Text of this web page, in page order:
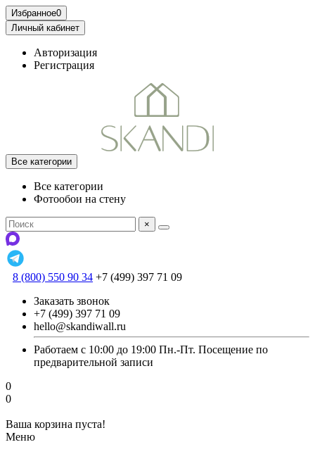
Избранное0
Личный кабинет
Авторизация
Регистрация
Все категории
Все категории
Фотообои на стену
×
8 (800) 550 90 34 +7 (499) 397 71 09
Заказать звонок
+7 (499) 397 71 09
hello@skandiwall.ru
Работаем с 10:00 до 19:00 Пн.-Пт. Посещение по
предварительной записи
0
0
Ваша корзина пуста!
Меню